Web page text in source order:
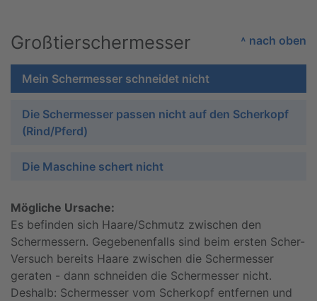
˄ nach oben
Großtierschermesser
Mein Schermesser schneidet nicht
Die Schermesser passen nicht auf den Scherkopf
(Rind/Pferd)
Die Maschine schert nicht
Mögliche Ursache:
Es befinden sich Haare/Schmutz zwischen den
Schermessern. Gegebenenfalls sind beim ersten Scher-
Versuch bereits Haare zwischen die Schermesser
geraten - dann schneiden die Schermesser nicht.
Deshalb: Schermesser vom Scherkopf entfernen und